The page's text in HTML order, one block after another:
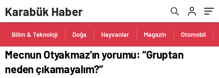
Karabük Haber
Bilim & Teknoloji Doğa Hayvanlar Magazin Otomobil
Mecnun Otyakmaz’ın yorumu: “Gruptan
neden çıkamayalım?”